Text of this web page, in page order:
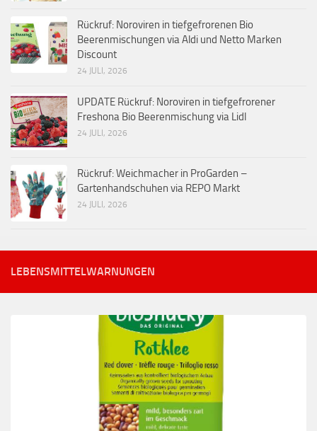
Rückruf: Noroviren in tiefgefrorenen Bio
Beerenmischungen via Aldi und Netto Marken
Discount
24 JULI, 2026
UPDATE Rückruf: Noroviren in tiefgefrorener
Freshona Bio Beerenmischung via Lidl
24 JULI, 2026
Rückruf: Weichmacher in ProGarden –
Gartenhandschuhen via REPO Markt
24 JULI, 2026
LEBENSMITTELWARNUNGEN